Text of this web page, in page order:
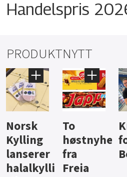
Handelspris
PRODUKTNYTT
Knalltall
for Açai
Bowl
Aass vil
bli
førstevalg
i lite-